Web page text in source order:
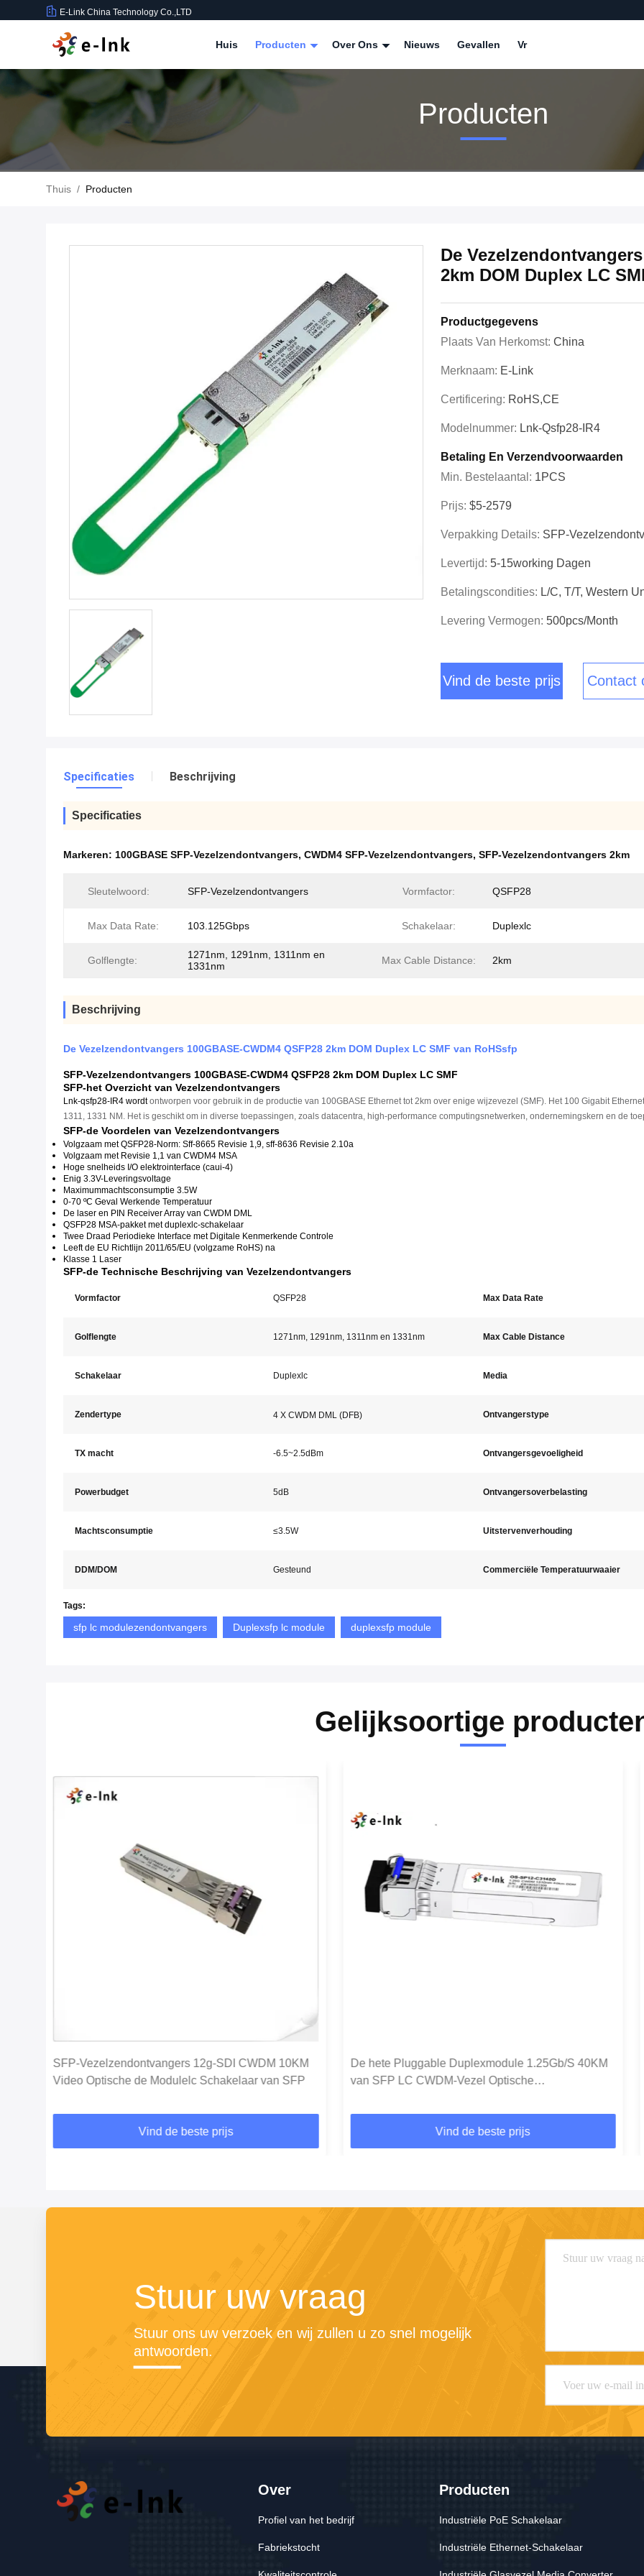
E-Link China Technology Co.,LTD
Huis Producten Over Ons Nieuws Gevallen Vr
Producten
Thuis / Producten
De
2km DOM Duplex LC
Productgegevens
Plaats Van Herkomst: China
Merknaam: E-Link
Certificering: RoHS,CE
Modelnummer: Lnk-Qsfp28-IR4
Betaling En Verzendvoorwaarden
Min. Bestelaantal: 1PCS
Prijs: $5-2579
Verpakking Details: SFP-
Levertijd: 5-15working Dagen
Betalingscondities: L/C, T/T, Western
Levering Vermogen: 500pcs/month
Vind de beste prijs Contact
Specificaties Beschrijving
Specificaties
Markeren: 100GBASE SFP-Vezelzendontvangers, CWDM4 SFP-Vezelzendontvangers, SFP-Vezelzendontvangers 2km
Sleutelwoord: SFP-Vezelzendontvangers Vormfactor: QSFP28
Max Data Rate: 103.125Gbps Schakelaar: Duplexlc
Golflengte:
1271nm, 1291nm, 1311nm en
1331nm
Max Cable Distance: 2km
Beschrijving
De Vezelzendontvangers 100GBASE-CWDM4 QSFP28 2km DOM Duplex LC SMF van RoHSsfp
SFP-Vezelzendontvangers 100GBASE-CWDM4 QSFP28 2km DOM Duplex LC SMF
SFP-het Overzicht van Vezelzendontvangers
Lnk-qsfp28-IR4 wordt ontworpen voor gebruik in de productie van 100GBASE Ethernet tot 2km over enige wijzevezel (SMF). Het 100 Gigabit
1311, 1331 NM. Het is geschikt om in diverse toepassingen, zoals datacentra, high-performance computingsnetwerken, ondernemingskern en de
SFP-de Voordelen van Vezelzendontvangers
Volgzaam met QSFP28-Norm: Sff-8665 Revisie 1,9, sff-8636 Revisie 2.10a
Volgzaam met Revisie 1,1 van CWDM4 MSA
Hoge snelheids I/O elektrointerface (caui-4)
Enig 3.3V-Leveringsvoltage
Maximummachtsconsumptie 3.5W
0-70 ºC Geval Werkende Temperatuur
De laser en PIN Receiver Array van CWDM DML
QSFP28 MSA-pakket met duplexlc-schakelaar
Twee Draad Periodieke Interface met Digitale Kenmerkende Controle
Leeft de EU Richtlijn 2011/65/EU (volgzame RoHS) na
Klasse 1 Laser
SFP-de Technische Beschrijving van Vezelzendontvangers
Vormfactor QSFP28 Max Data Rate
Golflengte 1271nm, 1291nm, 1311nm en 1331nm Max Cable Distance
Schakelaar Duplexlc Media
Zendertype 4 X CWDM DML (DFB) Ontvangerstype
TX macht -6.5~2.5dBm Ontvangersgevoeligheid
Powerbudget 5dB Ontvangersoverbelasting
Machtsconsumptie ≤3.5W Uitstervenverhouding
DDM/DOM Gesteund Commerciële Temperatuurwaaier
Tags:
sfp lc modulezendontvangers Duplexsfp lc module duplexsfp module
Gelijksoortige
SFP-Vezelzendontvangers 12g-SDI CWDM 10KM
Video Optische de Modulelc Schakelaar van SFP
Vind de beste prijs
De hete Pluggable Duplexmodule 1.25Gb/S 40KM
van SFP LC CWDM-Vezel Optische
Vind de beste prijs
Stuur uw vraag
Stuur ons uw verzoek en wij zullen u zo snel mogelijk
antwoorden.
Over
Profiel van het bedrijf
Fabriekstocht
Producten
Industriële PoE Schakelaar
Industriële Ethernet-Schakelaar